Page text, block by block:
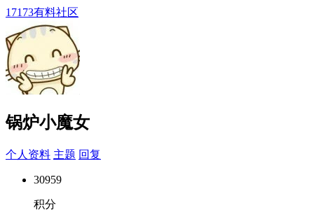
17173有料社区
锅炉小魔女
个人资料 主题 回复
30959
积分